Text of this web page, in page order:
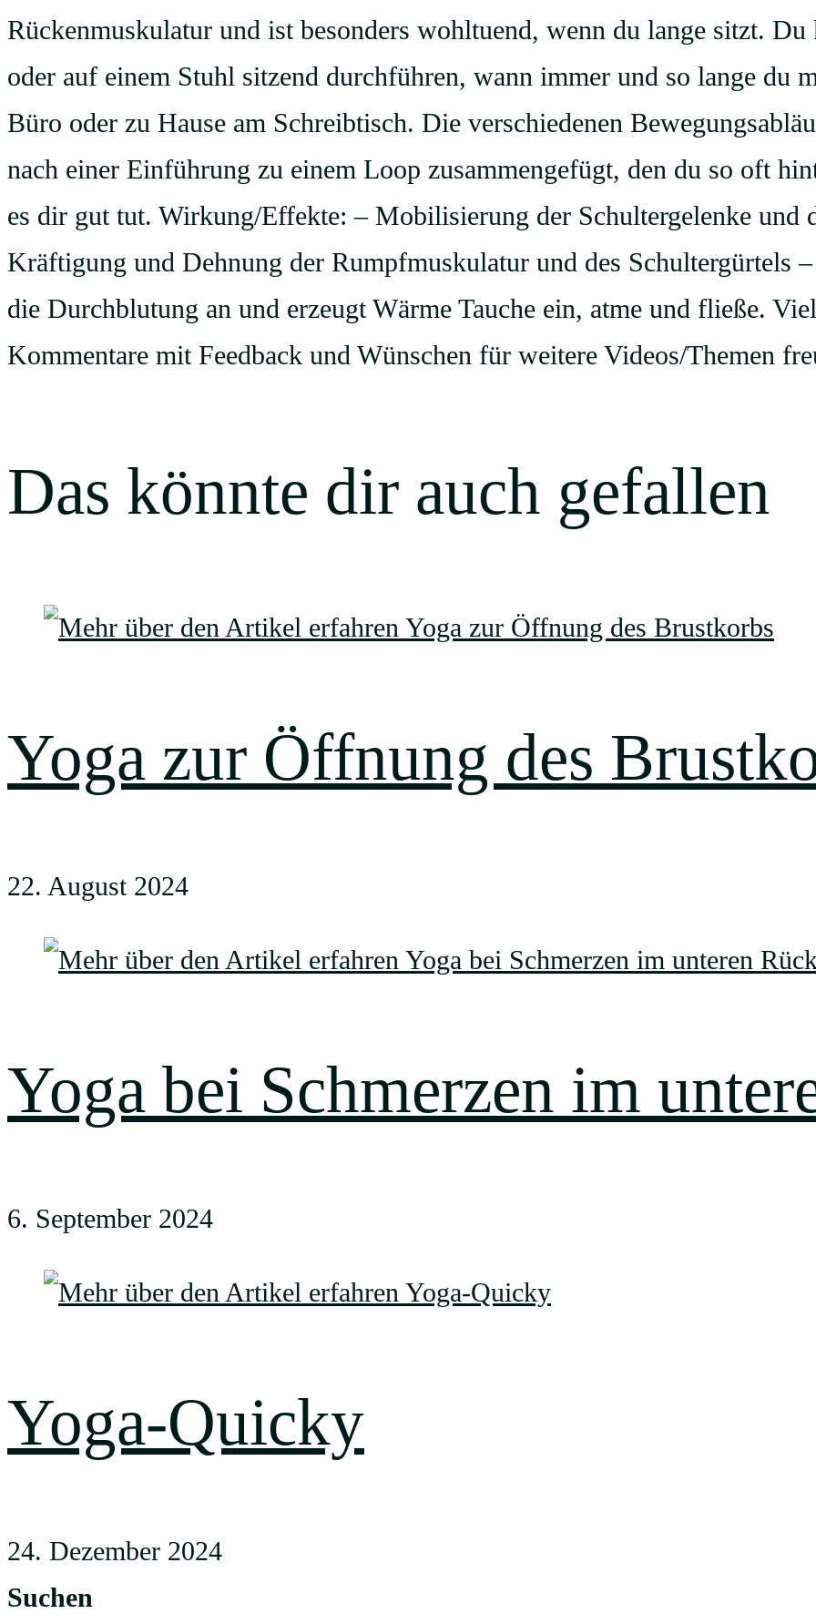
Rückenmuskulatur und ist besonders wohltuend, wenn du lange sitzt.
oder auf einem Stuhl sitzend durchführen, wann immer und so lange du
Büro oder zu Hause am Schreibtisch. Die verschiedenen
nach einer Einführung zu einem Loop zusammengefügt, den du so oft
es dir gut tut. Wirkung/Effekte: – Mobilisierung der Schultergelenke und
Kräftigung und Dehnung der Rumpfmuskulatur und des Schultergürtels
die Durchblutung an und erzeugt Wärme Tauche ein, atme und fließe.
Kommentare mit Feedback und Wünschen für weitere Videos/Themen
Das könnte dir auch gefallen
Yoga zur Öffnung des
22. August 2024
Yoga bei Schmerzen im
6. September 2024
Yoga-Quicky
24. Dezember 2024
Suchen